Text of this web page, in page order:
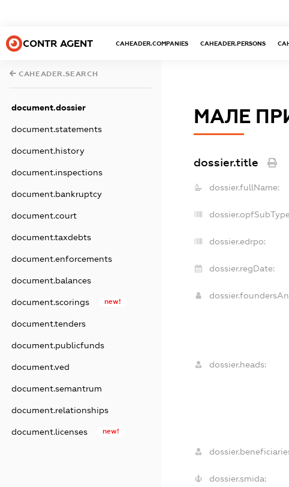
CONTR AGENT CAHEADER.COMPANIES CAHEADER.PERSONS
CAHEADER.SEARCH
document.dossier
document.statements
document.history
document.inspections
document.bankruptcy
document.court
document.taxdebts
document.enforcements
document.balances
document.scorings new!
document.tenders
document.publicfunds
document.ved
document.semantrum
document.relationships
document.licenses new!
МАЛЕ
dossier.title
dossier.fullName:
dossier.edrpo:
dossier.regDate:
dossier.heads:
dossier.smida: